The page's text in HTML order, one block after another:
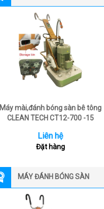
Máy mài,đánh bóng sàn bê tông
CLEAN TECH CT12-700 -15
Liên hệ
Đặt hàng
MÁY ĐÁNH BÓNG SÀN